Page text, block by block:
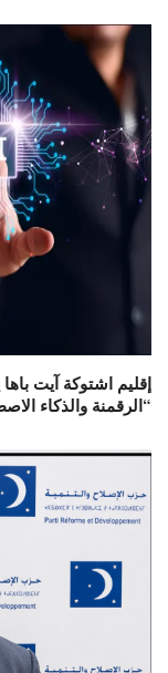
إقليم اشتوكة آيت
“الرقمنة والذكاء